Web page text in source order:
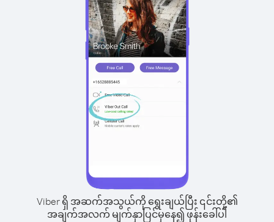
Viber ရှိ အဆက်အသွယ်ကို ရွေးချယ်ပြီး ၎င်းတို့၏
အချက်အလက် မျက်နှာပြင်မှနေ၍ ဖုန်းခေါ်ပါ